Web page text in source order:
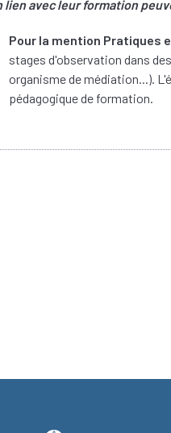
lien avec leur formation
Pour la mention Pratiques
stages d'observation dans
organisme de médiation...).
pédagogique de formation.